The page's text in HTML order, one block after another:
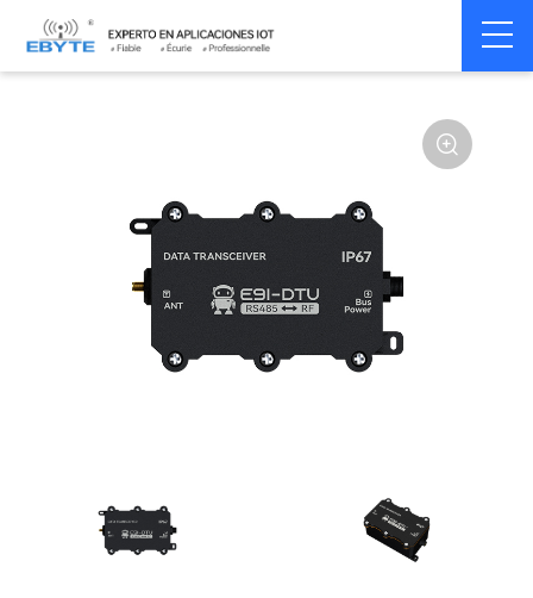
Home > Modem > Wireless modem LoRa wirelss modem
